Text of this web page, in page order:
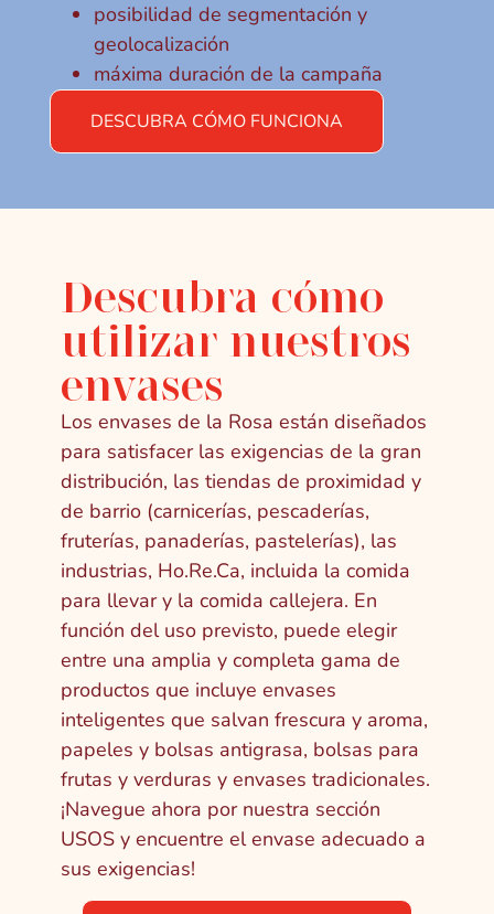
posibilidad de segmentación y
geolocalización
máxima duración de la campaña
DESCUBRA CÓMO FUNCIONA
Descubra cómo
utilizar nuestros
envases
Los envases de la Rosa están diseñados
para satisfacer las exigencias de la gran
distribución, las tiendas de proximidad y
de barrio (carnicerías, pescaderías,
fruterías, panaderías, pastelerías), las
industrias, Ho.Re.Ca, incluida la comida
para llevar y la comida callejera. En
función del uso previsto, puede elegir
entre una amplia y completa gama de
productos que incluye envases
inteligentes que salvan frescura y aroma,
papeles y bolsas antigrasa, bolsas para
frutas y verduras y envases tradicionales.
¡Navegue ahora por nuestra sección
USOS y encuentre el envase adecuado a
sus exigencias!